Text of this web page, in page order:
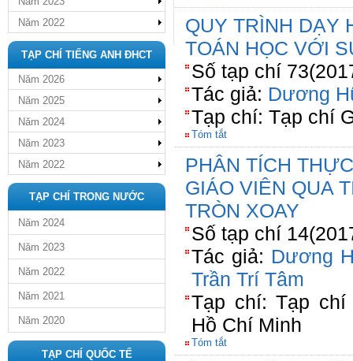
Năm 2022
TẠP CHÍ TIẾNG ANH ĐHCT
Năm 2026
Năm 2025
Năm 2024
Năm 2023
Năm 2022
TẠP CHÍ TRONG NƯỚC
Năm 2024
Năm 2023
Năm 2022
Năm 2021
Năm 2020
TẠP CHÍ QUỐC TẾ
QUY TRÌNH DẠY
TOÁN HỌC VỚI
Số tạp chí
Tác giả: Dương
Tạp chí: Tạp chí
Tóm tắt
PHÂN TÍCH
GIÁO VIÊN QUA
TRÒN XOAY
Số tạp chí
Tác giả: Dương
Trần Trí Tâm
Tạp chí: Tạp
Hồ Chí Minh
Tóm tắt